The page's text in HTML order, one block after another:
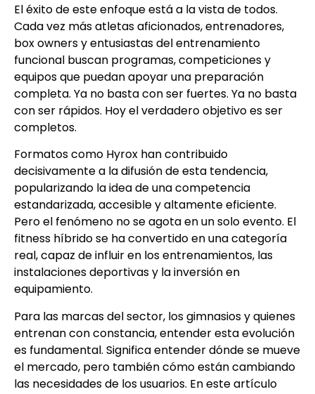
El éxito de este enfoque está a la vista de todos.
Cada vez más atletas aficionados, entrenadores,
box owners y entusiastas del entrenamiento
funcional buscan programas, competiciones y
equipos que puedan apoyar una preparación
completa. Ya no basta con ser fuertes. Ya no basta
con ser rápidos. Hoy el verdadero objetivo es ser
completos.
Formatos como Hyrox han contribuido
decisivamente a la difusión de esta tendencia,
popularizando la idea de una competencia
estandarizada, accesible y altamente eficiente.
Pero el fenómeno no se agota en un solo evento. El
fitness híbrido se ha convertido en una categoría
real, capaz de influir en los entrenamientos, las
instalaciones deportivas y la inversión en
equipamiento.
Para las marcas del sector, los gimnasios y quienes
entrenan con constancia, entender esta evolución
es fundamental. Significa entender dónde se mueve
el mercado, pero también cómo están cambiando
las necesidades de los usuarios. En este artículo